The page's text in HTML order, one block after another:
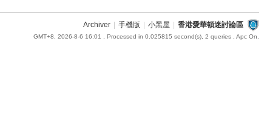
Archiver 手機版 小黑屋 香港愛華頓迷討論區
GMT+8, 2026-8-6 16:01 , Processed in 0.025815 second(s), 2 queries , Apc On.